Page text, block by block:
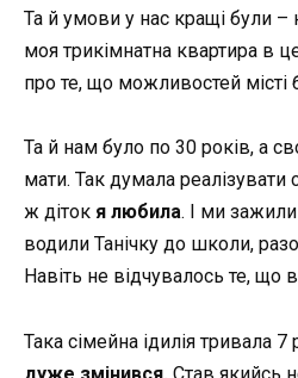
Та й умови у нас кращі були –
моя трикімнатна квартира в
про те, що можливостей місті
Та й нам було по 30 років, а
мати. Так думала реалізувати
ж діток я любила. І ми
водили Танічку до школи,
Навіть не відчувалось те, що
Така сімейна ідилія тривала
дуже змінився. Став якийсь